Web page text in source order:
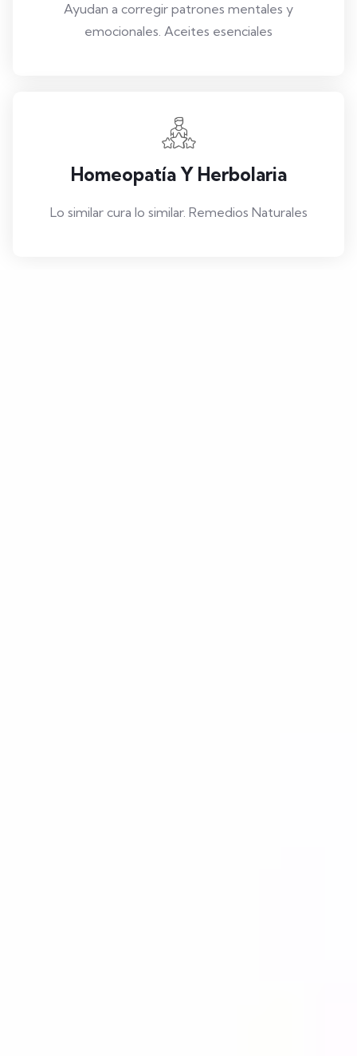
Ayudan a corregir patrones mentales y
emocionales. Aceites esenciales
Homeopatía Y Herbolaria
Lo similar cura lo similar. Remedios Naturales